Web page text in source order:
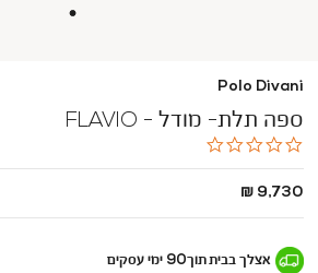
Polo Divani
ספה תלת- מודל - FLAVIO
החל
9,730 ₪
אצלך בביתתוך90 ימי עסקים